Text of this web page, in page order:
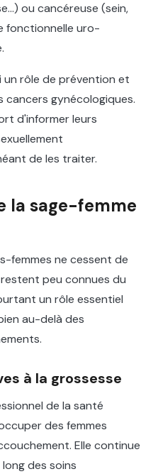
ou cancéreuse (sein,
fonctionnelle uro-
un rôle de prévention et
cancers gynécologiques.
d'informer leurs
de les traiter.
la sage-femme
femmes ne cessent de
restent peu connues du
un rôle essentiel
au-delà des
à la grossesse
de la santé
des femmes
Elle continue
des soins